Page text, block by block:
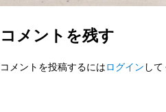
コメントを残す
コメントを投稿するにはログイン して